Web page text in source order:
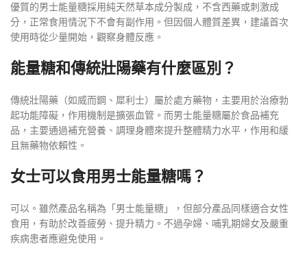
優質的男士能量糖採用純天然草本成分製成，不含西藥或刺激成
分，正常食用情況下不會有副作用。但因個人體質差異，建議首次
使用時從少量開始，觀察身體反應。
能量糖和傳統壯陽藥有什麼區別？
傳統壯陽藥（如威而鋼、犀利士）屬於處方藥物，主要用於治療勃
起功能障礙，作用機制是擴張血管。而男士能量糖屬於食品補充
品，主要通過補充營養、調理身體來提升整體精力水平，作用和緩
且無藥物依賴性。
女士可以食用男士能量糖嗎？
可以。雖然產品名稱為「男士能量糖」，但部分產品同樣適合女性
食用，有助於改善疲勞、提升精力。不過孕婦、哺乳期婦女及嚴重
疾病患者應避免使用。